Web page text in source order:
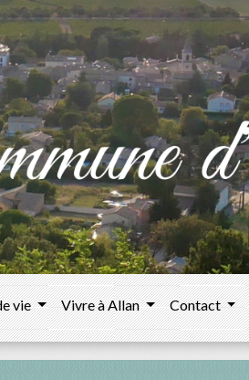
vie Vivre à Allan Contact